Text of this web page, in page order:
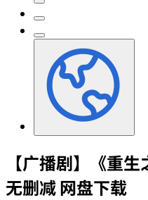
【广播剧】《重
无删减 网盘下载